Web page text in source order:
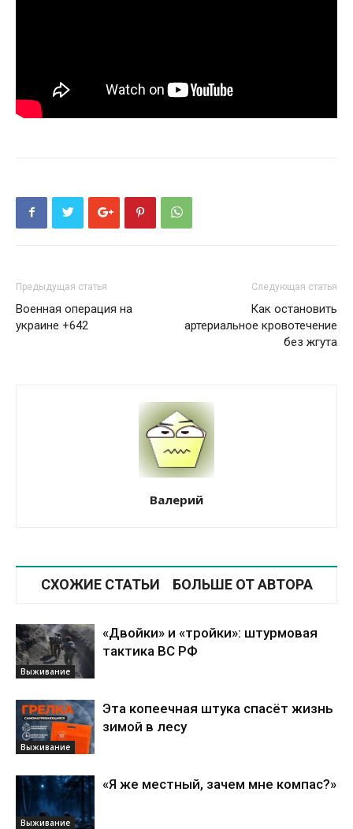
Предыдущая статья
Военная операция на
украине +642
Следующая статья
Как остановить
артериальное кровотечение
без жгута
Валерий
СХОЖИЕ СТАТЬИ БОЛЬШЕ ОТ АВТОРА
Выживание
«Двойки» и «тройки»: штурмовая
тактика ВС РФ
Выживание
Эта копеечная штука спасёт жизнь
зимой в лесу
Выживание
«Я же местный, зачем мне компас?»